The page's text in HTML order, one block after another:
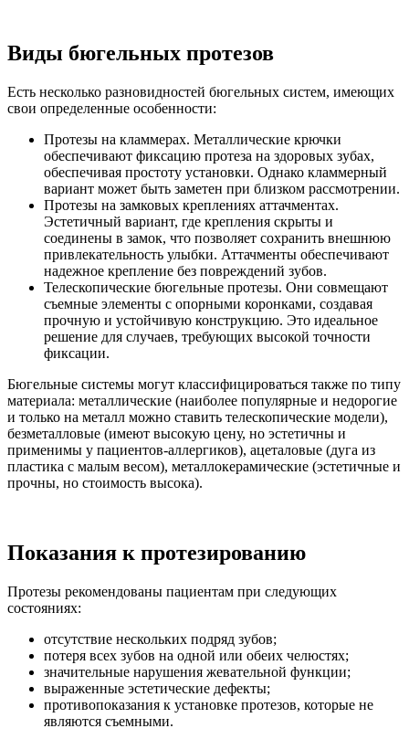
Виды бюгельных протезов
Есть несколько разновидностей бюгельных систем, имеющих
свои определенные особенности:
Протезы на кламмерах. Металлические крючки
обеспечивают фиксацию протеза на здоровых зубах,
обеспечивая простоту установки. Однако кламмерный
вариант может быть заметен при близком рассмотрении.
Протезы на замковых креплениях аттачментах.
Эстетичный вариант, где крепления скрыты и
соединены в замок, что позволяет сохранить внешнюю
привлекательность улыбки. Аттачменты обеспечивают
надежное крепление без повреждений зубов.
Телескопические бюгельные протезы. Они совмещают
съемные элементы с опорными коронками, создавая
прочную и устойчивую конструкцию. Это идеальное
решение для случаев, требующих высокой точности
фиксации.
Бюгельные системы могут классифицироваться также по типу
материала: металлические (наиболее популярные и недорогие
и только на металл можно ставить телескопические модели),
безметалловые (имеют высокую цену, но эстетичны и
применимы у пациентов-аллергиков), ацеталовые (дуга из
пластика с малым весом), металлокерамические (эстетичные и
прочны, но стоимость высока).
Показания к протезированию
Протезы рекомендованы пациентам при следующих
состояниях:
отсутствие нескольких подряд зубов;
потеря всех зубов на одной или обеих челюстях;
значительные нарушения жевательной функции;
выраженные эстетические дефекты;
противопоказания к установке протезов, которые не
являются съемными.